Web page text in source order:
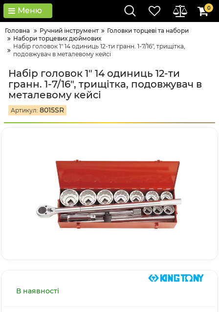
Меню 0
Головна Ручний інструмент
Головки тopцeві тa нaбopи
Набори торцевих дюймових
Набір головок 1" 14 одиниць 12-ти гранн. 1-7/16", трищітка,
подовжувач в металевому кейсі
Набір головок 1" 14 одиниць 12-ти
гранн. 1-7/16", трищітка, подовжувач в
металевому кейсі
Артикул: 8015SR
В наявності